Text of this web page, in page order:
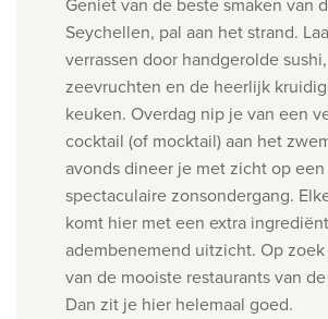
Geniet van de beste smaken van
Seychellen, pal aan het strand.
verrassen door handgerolde
zeevruchten en de heerlijk
keuken. Overdag nip je van een
cocktail (of mocktail) aan het
avonds dineer je met zicht op een
spectaculaire zonsondergang.
komt hier met een extra
adembenemend uitzicht. Op zoek
van de mooiste restaurants van
Dan zit je hier helemaal goed.